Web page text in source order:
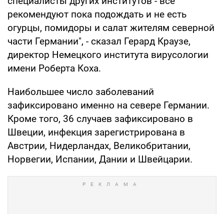
рекомендуют пока подождать и не есть
огурцы, помидоры и салат жителям северной
части Германии", - сказал Герард Краузе,
директор Немецкого института вирусологии
имени Роберта Коха.
Наибольшее число заболеваний
зафиксировано именно на севере Германии.
Кроме того, 36 случаев зафиксировано в
Швеции, инфекция зарегистрирована в
Австрии, Нидерландах, Великобритании,
Норвегии, Испании, Дании и Швейцарии.